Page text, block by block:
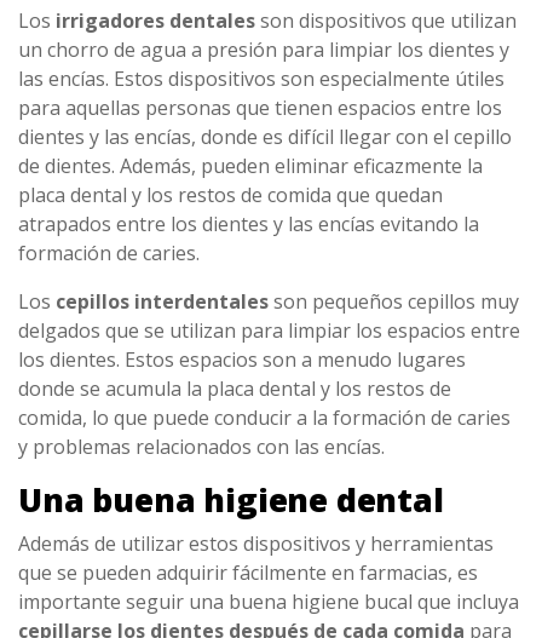
Los irrigadores dentalesson dispositivos que utilizan
un chorro de agua a presión para limpiar los dientes y
las encías. Estos dispositivos son especialmente útiles
para aquellas personas que tienen espacios entre los
dientes y las encías, donde es difícil llegar con el cepillo
de dientes. Además, pueden eliminar eficazmente la
placa dental y los restos de comida que quedan
atrapados entre los dientes y las encías evitando la
formación de caries.
Los cepillos interdentalesson pequeños cepillos muy
delgados que se utilizan para limpiar los espacios entre
los dientes. Estos espacios son a menudo lugares
donde se acumula la placa dental y los restos de
comida, lo que puede conducir a la formación de caries
y problemas relacionados con las encías.
Una buena higiene dental
Además de utilizar estos dispositivos y herramientas
que se pueden adquirir fácilmente en farmacias, es
importante seguir una buena higiene bucal que incluya
cepillarse los dientes después de cada comida para